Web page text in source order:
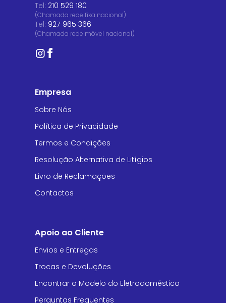
Tel: 210 529 180
(Chamada rede fixa nacional)
Tel: 927 965 366
(Chamada rede móvel nacional)
Empresa
Sobre Nós
Política de Privacidade
Termos e Condições
Resolução Alternativa de Litígios
Livro de Reclamações
Contactos
Apoio ao Cliente
Envios e Entregas
Trocas e Devoluções
Encontrar o Modelo do Eletrodoméstico
Perguntas Frequentes